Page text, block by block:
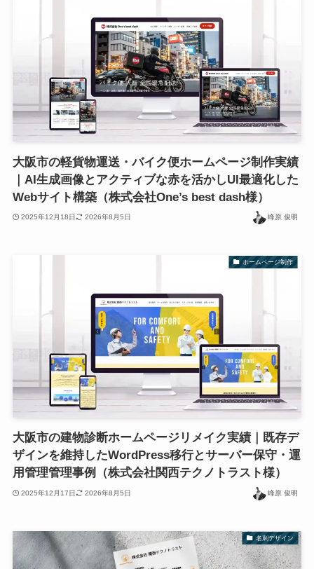
大阪市の軽貨物運送・バイク便ホームページ制作実績
｜AI生成画像とアクティブな赤を活かしUI最適化した
Webサイト構築（株式会社One’s best dash様）
2025年12月18日 2026年8月5日 峰原 俊明
ホームページ制作
大阪市の建物診断ホームページリメイク実績｜既存デ
ザインを維持したWordPress移行とサーバー保守・運
用管理管理事例（株式会社関西テクノトラスト様）
2025年12月17日 2026年8月5日 峰原 俊明
名刺デザイン